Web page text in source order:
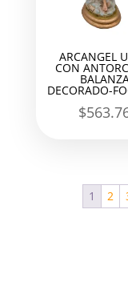
ARCANGEL
CON
DECORADO-
$
1 2